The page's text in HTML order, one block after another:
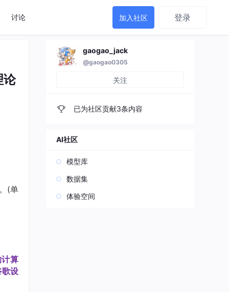
讨论 加入社区 登录
论
(单
算
设
gaogao_jack
@gaogao0305
关注
已为社区贡献3条内容
AI社区
模型库
数据集
体验空间